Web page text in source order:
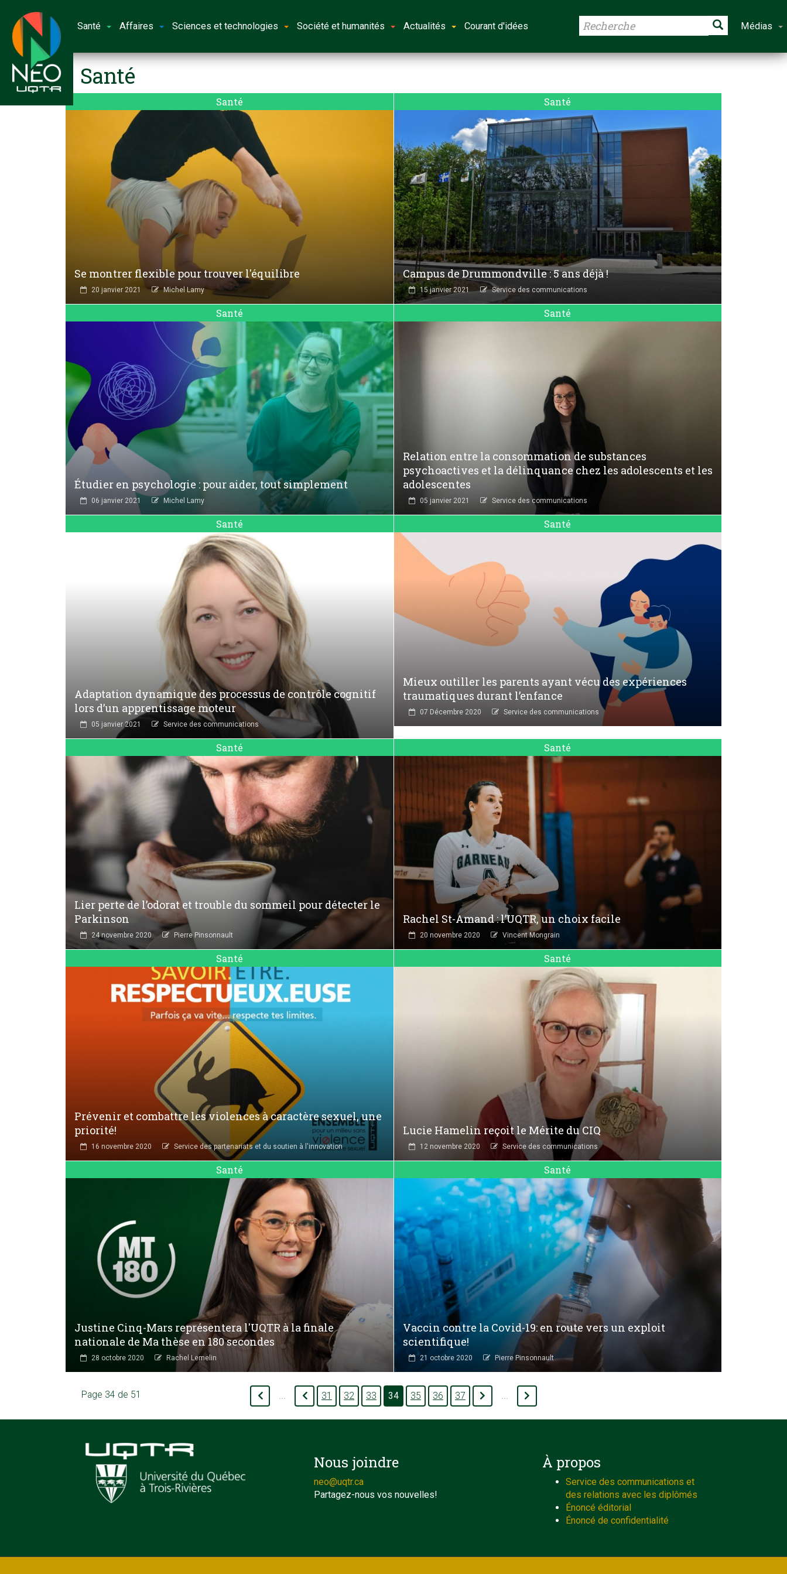
Santé Affaires Sciences et technologies Société et humanités Actualités Courant d'idées Médias
Santé
Santé
Se montrer flexible pour trouver l'équilibre
20 janvier 2021 Michel Lamy
Santé
Campus de Drummondville : 5 ans déjà !
15 janvier 2021 Service des communications
Santé
Étudier en psychologie : pour aider, tout simplement
06 janvier 2021 Michel Lamy
Santé
Relation entre la consommation de substances
psychoactives et la délinquance chez les adolescents et les
adolescentes
05 janvier 2021 Service des communications
Santé
Adaptation dynamique des processus de contrôle cognitif
lors d’un apprentissage moteur
05 janvier 2021 Service des communications
Santé
Mieux outiller les parents ayant vécu des expériences
traumatiques durant l’enfance
07 Décembre 2020 Service des communications
Santé
Lier perte de l’odorat et trouble du sommeil pour détecter le
Parkinson
24 novembre 2020 Pierre Pinsonnault
Santé
Rachel St-Amand : l’UQTR, un choix facile
20 novembre 2020 Vincent Mongrain
Santé
Prévenir et combattre les violences à caractère sexuel, une
priorité!
16 novembre 2020 Service des partenariats et du soutien à l'innovation
Santé
Lucie Hamelin reçoit le Mérite du CIQ
12 novembre 2020 Service des communications
Santé
Justine Cinq-Mars représentera l'UQTR à la finale
nationale de Ma thèse en 180 secondes
28 octobre 2020 Rachel Lemelin
Santé
Vaccin contre la Covid-19: en route vers un exploit
scientifique!
21 octobre 2020 Pierre Pinsonnault
Page 34 de 51 31 32 33 34 35 36 37
Nous joindre
neo@uqtr.ca
Partagez-nous vos nouvelles!
À propos
Service des communications et
des relations avec les diplômés
Énoncé éditorial
Énoncé de confidentialité